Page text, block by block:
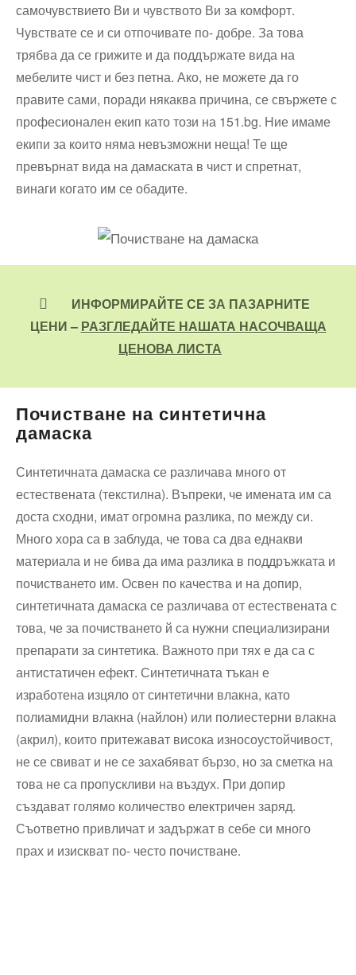
самочувствието Ви и чувството Ви за комфорт.
Чувствате се и си отпочивате по- добре. За това
трябва да се грижите и да поддържате вида на
мебелите чист и без петна. Ако, не можете да го
правите сами, поради някаква причина, се свържете с
професионален екип като този на 151.bg. Ние имаме
екипи за които няма невъзможни неща! Те ще
превърнат вида на дамаската в чист и спретнат,
винаги когато им се обадите.
ИНФОРМИРАЙТЕ СЕ ЗА ПАЗАРНИТЕ
ЦЕНИ – РАЗГЛЕДАЙТЕ НАШАТА НАСОЧВАЩА
ЦЕНОВА ЛИСТА
Почистване на синтетична
дамаска
Синтетичната дамаска се различава много от
естествената (текстилна). Въпреки, че имената им са
доста сходни, имат огромна разлика, по между си.
Много хора са в заблуда, че това са два еднакви
материала и не бива да има разлика в поддръжката и
почистването им. Освен по качества и на допир,
синтетичната дамаска се различава от естествената с
това, че за почистването й са нужни специализирани
препарати за синтетика. Важното при тях е да са с
антистатичен ефект. Синтетичната тъкан е
изработена изцяло от синтетични влакна, като
полиамидни влакна (найлон) или полиестерни влакна
(акрил), които притежават висока износоустойчивост,
не се свиват и не се захабяват бързо, но за сметка на
това не са пропускливи на въздух. При допир
създават голямо количество електричен заряд.
Съответно привличат и задържат в себе си много
прах и изискват по- често почистване.